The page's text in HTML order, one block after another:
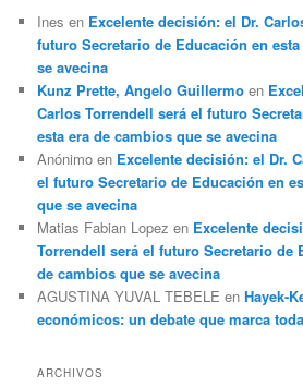
Ines en Excelente decisión: el Dr.
futuro Secretario de Educación en
se avecina
Kunz Prette, Angelo Guillermo en
Carlos Torrendell será el futuro
esta era de cambios que se avecina
Anónimo en Excelente decisión: el Dr.
el futuro Secretario de Educación en
que se avecina
Matias Fabian Lopez en Excelente
Torrendell será el futuro Secretario de
de cambios que se avecina
AGUSTINA YUVAL TEBELE enHayek-
económicos: un debate que marca
ARCHIVOS